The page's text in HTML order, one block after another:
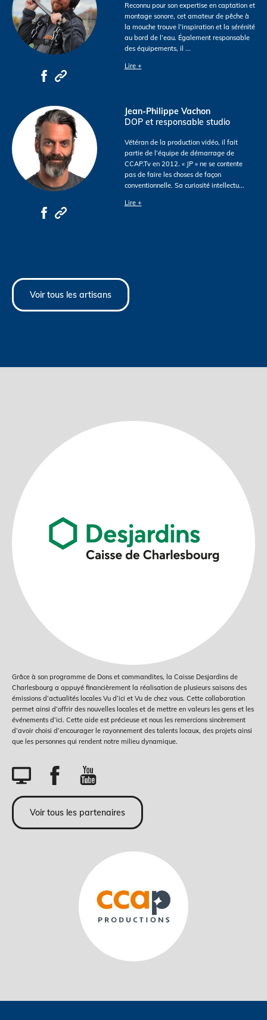
Voir tous les artisans
Reconnu pour son expertise en captation et
montage sonore, cet amateur de pêche à
la mouche trouve l’inspiration et la sérénité
au bord de l’eau. Également responsable
des équipements, il ...
Lire +
Jean-Philippe Vachon
DOP et responsable studio
Vétéran de la production vidéo, il fait
partie de l’équipe de démarrage de
CCAP.Tv en 2012. « JP » ne se contente
pas de faire les choses de façon
conventionnelle. Sa curiosité intellectu...
Lire +
Grâce à son programme de Dons et commandites, la Caisse Desjardins de
Charlesbourg a appuyé financièrement la réalisation de plusieurs saisons des
émissions d’actualités locales Vu d’ici et Vu de chez vous. Cette collaboration
permet ainsi d’offrir des nouvelles locales et de mettre en valeurs les gens et les
événements d’ici. Cette aide est précieuse et nous les remercions sincèrement
d’avoir choisi d’encourager le rayonnement des talents locaux, des projets ainsi
que les personnes qui rendent notre milieu dynamique.
Voir tous les partenaires